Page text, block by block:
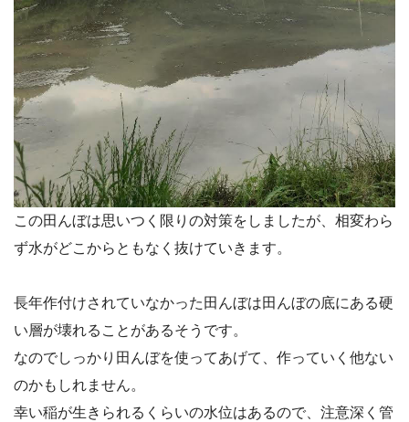
この田んぼは思いつく限りの対策をしましたが、相変わら
ず水がどこからともなく抜けていきます。
長年作付けされていなかった田んぼは田んぼの底にある硬
い層が壊れることがあるそうです。
なのでしっかり田んぼを使ってあげて、作っていく他ない
のかもしれません。
幸い稲が生きられるくらいの水位はあるので、注意深く管